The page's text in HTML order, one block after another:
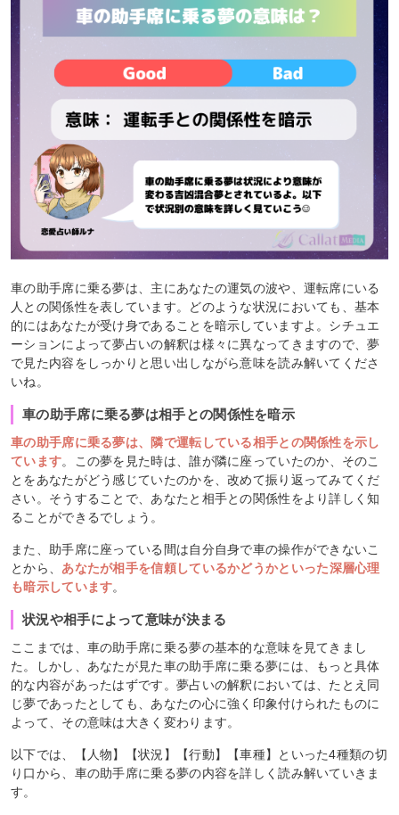
車の助手席に乗る夢は、主にあなたの運気の波や、運転席にいる
人との関係性を表しています。どのような状況においても、基本
的にはあなたが受け身であることを暗示していますよ。シチュエ
ーションによって夢占いの解釈は様々に異なってきますので、夢
で見た内容をしっかりと思い出しながら意味を読み解いてくださ
いね。
車の助手席に乗る夢は相手との関係性を暗示
車の助手席に乗る夢は、隣で運転している相手との関係性を示し
ています。この夢を見た時は、誰が隣に座っていたのか、そのこ
とをあなたがどう感じていたのかを、改めて振り返ってみてくだ
さい。そうすることで、あなたと相手との関係性をより詳しく知
ることができるでしょう。
また、助手席に座っている間は自分自身で車の操作ができないこ
とから、あなたが相手を信頼しているかどうかといった深層心理
も暗示しています。
状況や相手によって意味が決まる
ここまでは、車の助手席に乗る夢の基本的な意味を見てきまし
た。しかし、あなたが見た車の助手席に乗る夢には、もっと具体
的な内容があったはずです。夢占いの解釈においては、たとえ同
じ夢であったとしても、あなたの心に強く印象付けられたものに
よって、その意味は大きく変わります。
以下では、【人物】【状況】【行動】【車種】といった4種類の切
り口から、車の助手席に乗る夢の内容を詳しく読み解いていきま
す。